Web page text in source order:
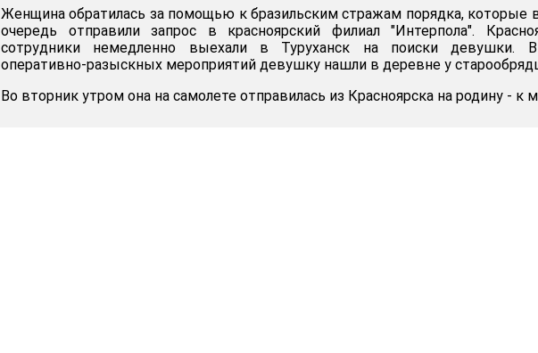
Женщина обратилась за помощью к бразильским стражам порядка, которые
очередь отправили запрос в красноярский филиал "Интерпола".
сотрудники немедленно выехали в Туруханск на поиски девушки.
оперативно-разыскных мероприятий девушку нашли в деревне у
Во вторник утром она на самолете отправилась из Красноярска на родину - к